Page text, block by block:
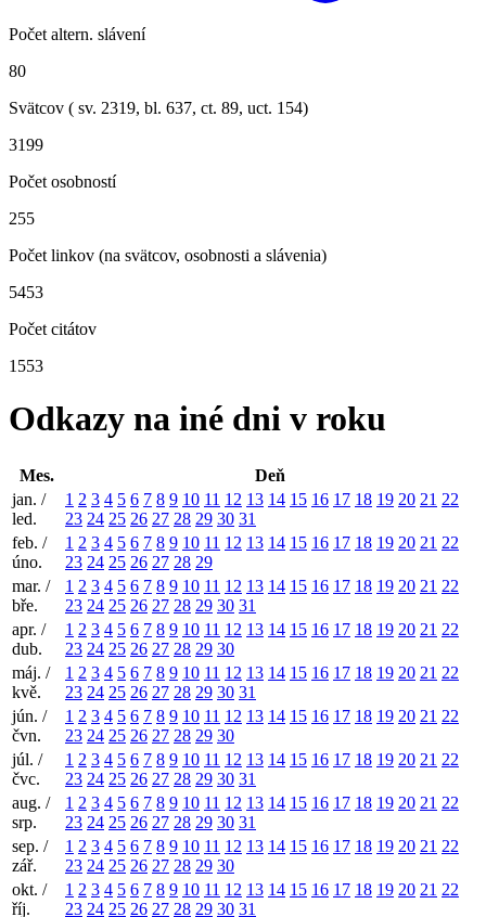
Počet altern. slávení
80
Svätcov ( sv. 2319, bl. 637, ct. 89, uct. 154)
3199
Počet osobností
255
Počet linkov (na svätcov, osobnosti a slávenia)
5453
Počet citátov
1553
Odkazy na iné dni v roku
Mes.
Deň
jan. /
led.
1 2 3 4 5 6 7 8 9 10 11 12 13 14 15 16 17 18 19 20 21 22
23 24 25 26 27 28 29 30 31
feb. /
úno.
1 2 3 4 5 6 7 8 9 10 11 12 13 14 15 16 17 18 19 20 21 22
23 24 25 26 27 28 29
mar. /
bře.
1 2 3 4 5 6 7 8 9 10 11 12 13 14 15 16 17 18 19 20 21 22
23 24 25 26 27 28 29 30 31
apr. /
dub.
1 2 3 4 5 6 7 8 9 10 11 12 13 14 15 16 17 18 19 20 21 22
23 24 25 26 27 28 29 30
máj. /
kvě.
1 2 3 4 5 6 7 8 9 10 11 12 13 14 15 16 17 18 19 20 21 22
23 24 25 26 27 28 29 30 31
jún. /
čvn.
1 2 3 4 5 6 7 8 9 10 11 12 13 14 15 16 17 18 19 20 21 22
23 24 25 26 27 28 29 30
júl. /
čvc.
1 2 3 4 5 6 7 8 9 10 11 12 13 14 15 16 17 18 19 20 21 22
23 24 25 26 27 28 29 30 31
aug. /
srp.
1 2 3 4 5 6 7 8 9 10 11 12 13 14 15 16 17 18 19 20 21 22
23 24 25 26 27 28 29 30 31
sep. /
zář.
1 2 3 4 5 6 7 8 9 10 11 12 13 14 15 16 17 18 19 20 21 22
23 24 25 26 27 28 29 30
okt. /
říj.
1 2 3 4 5 6 7 8 9 10 11 12 13 14 15 16 17 18 19 20 21 22
23 24 25 26 27 28 29 30 31